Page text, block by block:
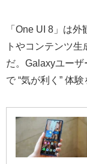
「One UI 8」は
トやコンテンツ
だ。Galaxyユーザ
で “気が利く” 体